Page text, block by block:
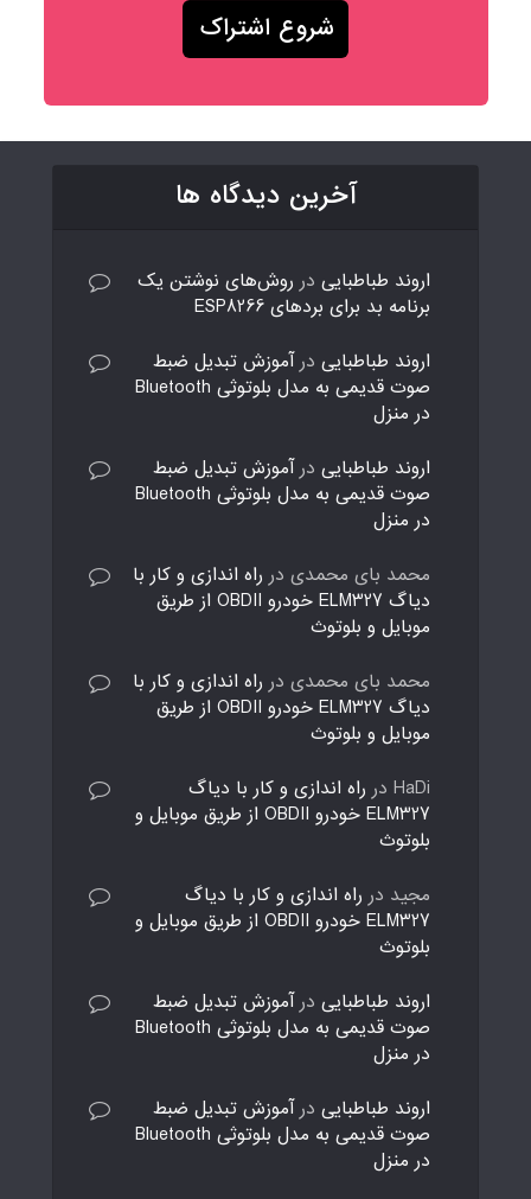
آخرین دیدگاه ها
اروند طباطبایی در روش‌های نوشتن یک
برنامه بد برای بردهای ESP8266
اروند طباطبایی درآموزش تبدیل ضبط
صوت قدیمی به مدل بلوتوثی Bluetooth
در منزل
اروند طباطبایی درآموزش تبدیل ضبط
صوت قدیمی به مدل بلوتوثی Bluetooth
در منزل
محمد بای محمدی در راه اندازی و کار با
دیاگ ELM327 خودرو OBDII از طریق
موبایل و بلوتوث
محمد بای محمدی در راه اندازی و کار با
دیاگ ELM327 خودرو OBDII از طریق
موبایل و بلوتوث
HaDi در راه اندازی و کار با دیاگ
ELM327 خودرو OBDII از طریق موبایل و
بلوتوث
مجید در راه اندازی و کار با دیاگ
ELM327 خودرو OBDII از طریق موبایل و
بلوتوث
اروند طباطبایی درآموزش تبدیل ضبط
صوت قدیمی به مدل بلوتوثی Bluetooth
در منزل
اروند طباطبایی درآموزش تبدیل ضبط
صوت قدیمی به مدل بلوتوثی Bluetooth
در منزل